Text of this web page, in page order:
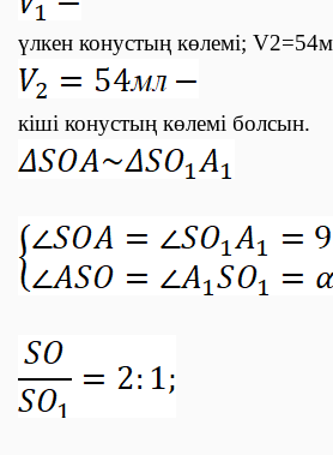
үлкен конустың көлемі; V2=54
кіші конустың көлемі болсын.